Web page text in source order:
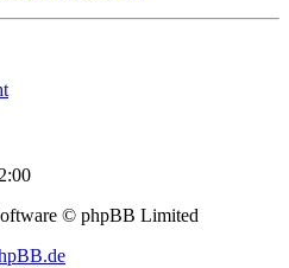
© phpBB Limited